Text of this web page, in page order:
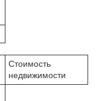
Стоимость
недвижимости